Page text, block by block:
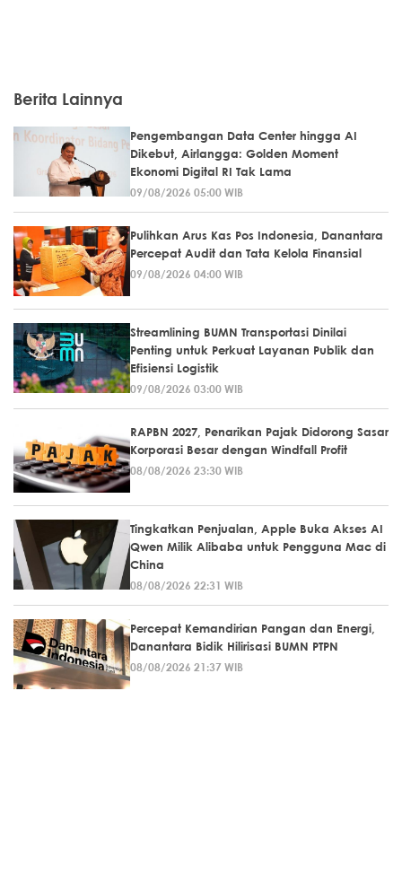
Berita Lainnya
Pengembangan Data Center hingga AI
Dikebut, Airlangga: Golden Moment
Ekonomi Digital RI Tak Lama
09/08/2026 05:00 WIB
Pulihkan Arus Kas Pos Indonesia, Danantara
Percepat Audit dan Tata Kelola Finansial
09/08/2026 04:00 WIB
Streamlining BUMN Transportasi Dinilai
Penting untuk Perkuat Layanan Publik dan
Efisiensi Logistik
09/08/2026 03:00 WIB
RAPBN 2027, Penarikan Pajak Didorong Sasar
Korporasi Besar dengan Windfall Profit
08/08/2026 23:30 WIB
Tingkatkan Penjualan, Apple Buka Akses AI
Qwen Milik Alibaba untuk Pengguna Mac di
China
08/08/2026 22:31 WIB
Percepat Kemandirian Pangan dan Energi,
Danantara Bidik Hilirisasi BUMN PTPN
08/08/2026 21:37 WIB